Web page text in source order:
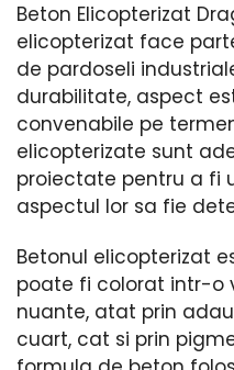
Beton Elicopterizat
elicopterizat face
de pardoseli
durabilitate, aspect
convenabile pe
elicopterizate sunt
proiectate pentru a fi
aspectul lor sa fie
Betonul elicopterizat
poate fi colorat intr-o
nuante, atat prin
cuart, cat si prin